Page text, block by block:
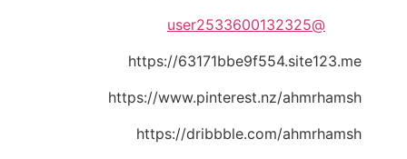
@user2533600132325
https://63171bbe9f554.site123.me
https://www.pinterest.nz/ahmrhamsh
https://dribbble.com/ahmrhamsh